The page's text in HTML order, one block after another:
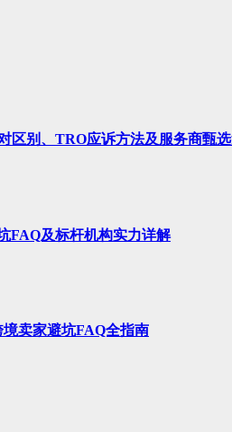
区别、TRO应诉方法及服务商甄
FAQ及标杆机构实力详解
卖家避坑FAQ全指南